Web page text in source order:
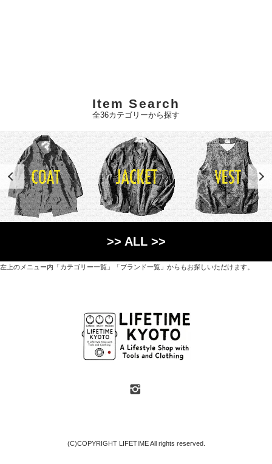
Item Search
全36カテゴリーから探す
>> ALL >>
左上のメニュー内「カテゴリー一覧」「ブランド一覧」からもお探しいただけます。
オリジナルを含むファッションアイテムが中心の
京都・紫野にあるライフスタイルショップです。
京都府京都市北区紫野上築山町21（1階と2階）
定休日 / 水・日曜
(C)COPYRIGHT LIFETIME All rights reserved.